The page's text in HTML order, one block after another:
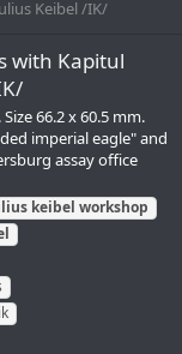
Keibel /IK/
with Kapitul
66.2 x 60.5 mm.
imperial eagle" and
assay office
keibel workshop